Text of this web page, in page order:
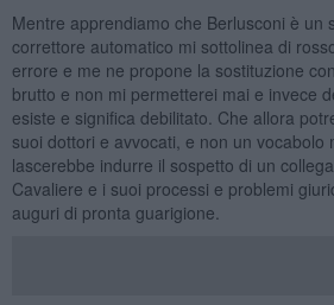
Mentre apprendiamo che Berlusconi è un
correttore automatico mi sottolinea di
errore e me ne propone la sostituzione
brutto e non mi permetterei mai e invece
esiste e significa debilitato. Che allora
suoi dottori e avvocati, e non un vocabolo
lascerebbe indurre il sospetto di un
Cavaliere e i suoi processi e problemi
auguri di pronta guarigione.